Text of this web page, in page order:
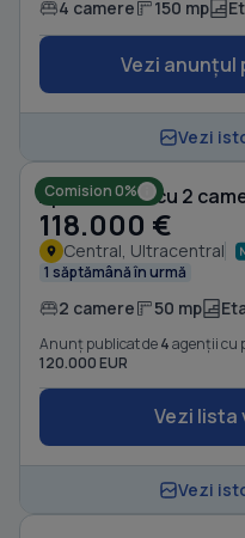
4 camere 150 mp
Vezi anunțul
Vezi
Comision 0%
Apartament cu 2
118.000 €
Central, Ultracentral
1 săptămână în urmă
2 camere 50 mp
Anunț publicat de4agenții cu
120.000 EUR
Vezi
Vezi